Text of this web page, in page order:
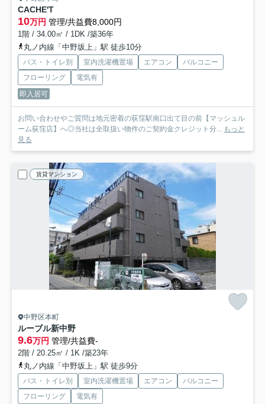
CACHE'T
10万円 管理/共益費8,000円
1階 / 34.00㎡ / 1DK /築36年
丸ノ内線「中野坂上」駅 徒歩10分
バス・トイレ別 室内洗濯機置場 エアコン
バルコニー
フローリング
電気有
即入居可
お問い合わせやご質問は地元密着の荻窪駅南口出て目の前【マッシュル
ーム荻窪店】へ◎当社は全取扱い物件のご契約金クレジット分... もっと
見る
賃貸マンション
中野区本町
ルーブル新中野
9.6万円 管理/共益費-
2階 / 20.25㎡ / 1K /築23年
丸ノ内線「中野坂上」駅 徒歩9分
バス・トイレ別 室内洗濯機置場 エアコン
バルコニー
フローリング
電気有